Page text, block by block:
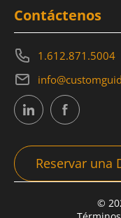
Contáctenos
1.612.871.5004
Reservar una
©